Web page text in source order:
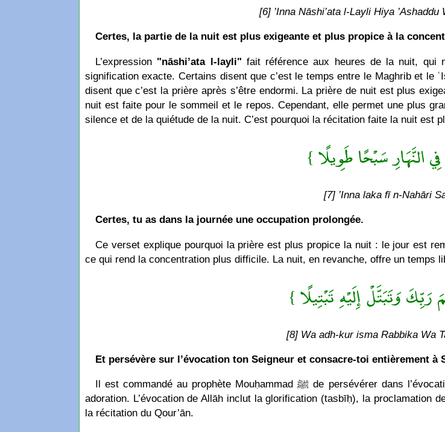
[6] ’Inna Nāshi’ata l-Layli Hiya ’Ashaddu
Certes, la partie de la nuit est plus exigeante et plus propice à la
L’expression "nāshi’ata l-layli" fait référence aux heures de la nuit, qui
signification exacte. Certains disent que c’est le temps entre le Maghrib et le
disent que c’est la prière après s’être endormi. La prière de nuit est plus
nuit est faite pour le sommeil et le repos. Cependant, elle permet une plus
silence et de la quiétude de la nuit. C’est pourquoi la récitation faite la nuit est
النَّهَارِ سَبْحًا طَوِيلًا }
[7] ’Inna laka fī n-Nahāri
Certes, tu as dans la journée une occupation prolongée.
Ce verset explique pourquoi la prière est plus propice la nuit : le jour est
ce qui rend la concentration plus difficile. La nuit, en revanche, offre un temps
وَتَبَتَّلْ إِلَيْهِ تَبْتِيلًا }
[8] Wa adh-kur isma Rabbika Wa
Et persévère sur l’évocation ton Seigneur et consacre-toi entièrement à
Il est commandé au prophète Mouḥammad ﷺ de persévérer dans l’évocation de Allāh nuit et jour, et de se dévouer entièrement à Son
adoration. L’évocation de Allāh inclut la glorification (tasbīḥ), la proclamation
la récitation du Qour’ān.